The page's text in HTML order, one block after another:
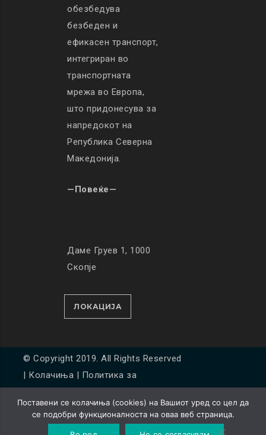
обезбедува
безбеден и
ефикасен транспорт,
интегриран во
транспортната
мрежа во Европа,
што придонесува за
напредокот на
Република Северна
Македонија.
—Повеќе—
Даме Груев 1, 1000
Скопје
ЛОКАЦИЈА
© Copyright 2019. All Rights Reserved
| Колачиња | Политика за
Developed byUnet
Поставени се колачиња (cookies) на Вашиот уред со цел да
се подобри функционалноста на оваа веб страница.